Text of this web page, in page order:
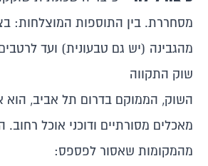
מסחררת. בין התוספות המוצלחות:
מהגבינה (יש גם טבעונית) ועד
שוק התקווה
השוק, הממוקם בדרום תל אביב, הוא
מאכלים מסורתיים ודוכני אוכל
מהמקומות שאסור לפספס: